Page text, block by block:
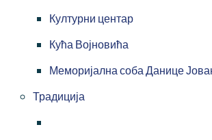
Културни центар
Кућа Војновића
Меморијална соба Данице
Традиција